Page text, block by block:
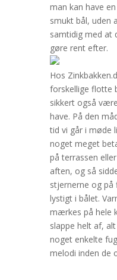
man kan have
smukt bål, uden
samtidig med at
gøre rent efter.
Hos
forskellige flotte
sikkert også
have. På den
tid vi går i møde
noget meget
på terrassen
aften, og så
stjernerne og på
lystigt i bålet.
mærkes på hele
slappe helt af,
noget enkelte
melodi inden de